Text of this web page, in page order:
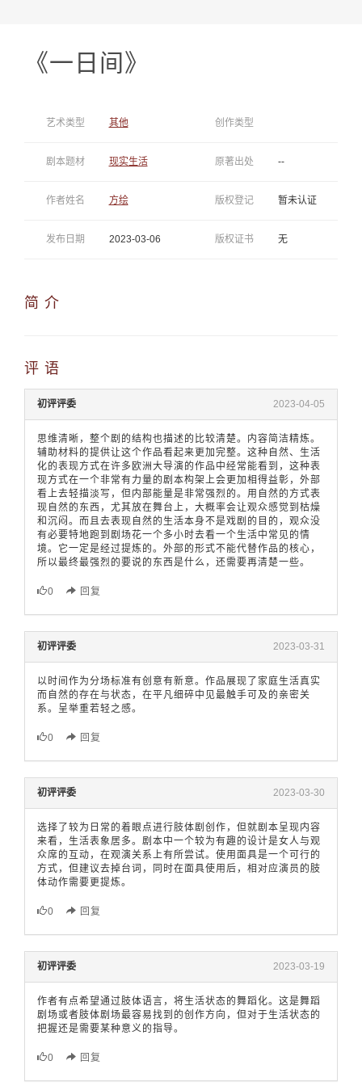
《一日间》
艺术类型 其他 创作类型
剧本题材 现实生活 原著出处 --
作者姓名 方绘 版权登记 暂未认证
发布日期 2023-03-06 版权证书 无
简 介
评 语
初评评委 2023-04-05
思维清晰，整个剧的结构也描述的比较清楚。内容简洁精炼。
辅助材料的提供让这个作品看起来更加完整。这种自然、生活
化的表现方式在许多欧洲大导演的作品中经常能看到，这种表
现方式在一个非常有力量的剧本构架上会更加相得益彰，外部
看上去轻描淡写，但内部能量是非常强烈的。用自然的方式表
现自然的东西，尤其放在舞台上，大概率会让观众感觉到枯燥
和沉闷。而且去表现自然的生活本身不是戏剧的目的，观众没
有必要特地跑到剧场花一个多小时去看一个生活中常见的情
境。它一定是经过提炼的。外部的形式不能代替作品的核心，
所以最终最强烈的要说的东西是什么，还需要再清楚一些。
0 回复
初评评委 2023-03-31
以时间作为分场标准有创意有新意。作品展现了家庭生活真实
而自然的存在与状态，在平凡细碎中见最触手可及的亲密关
系。呈举重若轻之感。
0 回复
初评评委 2023-03-30
选择了较为日常的着眼点进行肢体剧创作，但就剧本呈现内容
来看，生活表象居多。剧本中一个较为有趣的设计是女人与观
众席的互动，在观演关系上有所尝试。使用面具是一个可行的
方式，但建议去掉台词，同时在面具使用后，相对应演员的肢
体动作需要更提炼。
0 回复
初评评委 2023-03-19
作者有点希望通过肢体语言，将生活状态的舞蹈化。这是舞蹈
剧场或者肢体剧场最容易找到的创作方向，但对于生活状态的
把握还是需要某种意义的指导。
0 回复